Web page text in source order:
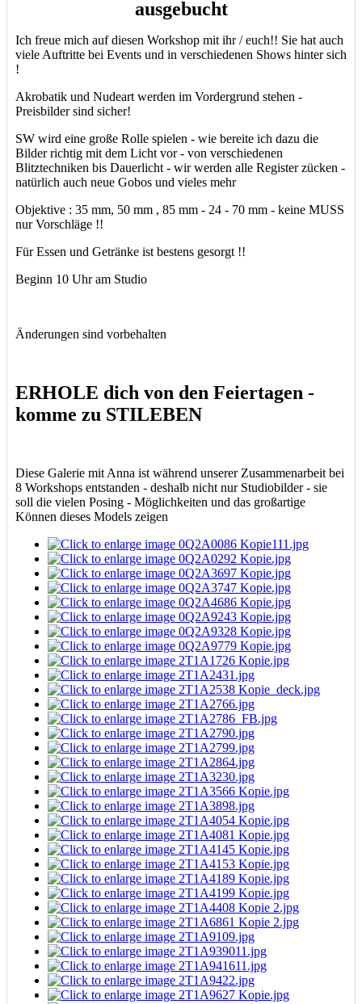
ausgebucht
Ich freue mich auf diesen Workshop mit ihr / euch!! Sie hat auch
viele Auftritte bei Events und in verschiedenen Shows hinter sich
!
Akrobatik und Nudeart werden im Vordergrund stehen -
Preisbilder sind sicher!
SW wird eine große Rolle spielen - wie bereite ich dazu die
Bilder richtig mit dem Licht vor - von verschiedenen
Blitztechniken bis Dauerlicht - wir werden alle Register zücken -
natürlich auch neue Gobos und vieles mehr
Objektive : 35 mm, 50 mm , 85 mm - 24 - 70 mm - keine MUSS
nur Vorschläge !!
Für Essen und Getränke ist bestens gesorgt !!
Beginn 10 Uhr am Studio
Änderungen sind vorbehalten
ERHOLE dich von den Feiertagen -
komme zu STILEBEN
Diese Galerie mit Anna ist während unserer Zusammenarbeit bei
8 Workshops entstanden - deshalb nicht nur Studiobilder - sie
soll die vielen Posing - Möglichkeiten und das großartige
Können dieses Models zeigen